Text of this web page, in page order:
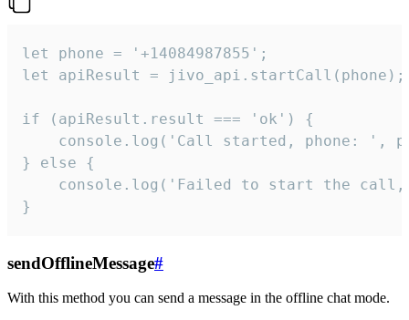
let phone = '+14084987855';
let apiResult = jivo_api.startCall(phone);
if (apiResult.result === 'ok') {
console.log('Call started, phone: ',
} else {
console.log('Failed to start the
}
sendOfflineMessage#
With this method you can send a message in the offline chat mode.